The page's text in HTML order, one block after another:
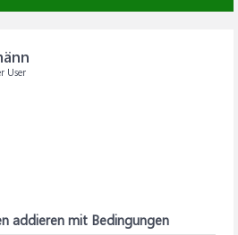
User
addieren mit Bedingungen